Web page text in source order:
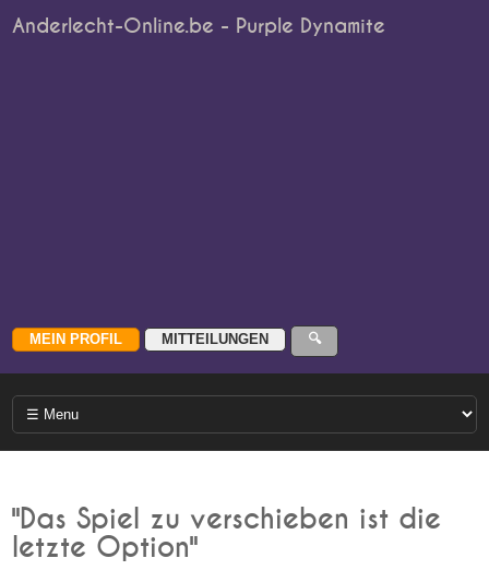
Anderlecht-Online.be - Purple Dynamite
"Das Spiel zu verschieben ist die
letzte Option"